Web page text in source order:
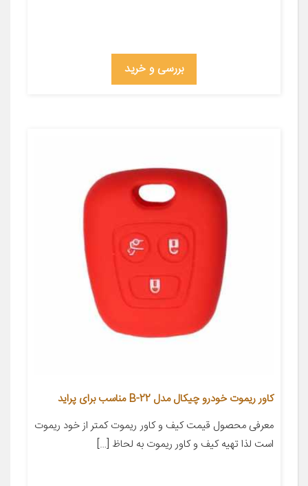
بررسی و خرید
کاور ریموت خودرو چیکال مدل B-22 مناسب برای پراید
معرفی محصول قیمت کیف و کاور ریموت کمتر از خود ریموت
است لذا تهیه کیف و کاور ریموت به لحاظ […]